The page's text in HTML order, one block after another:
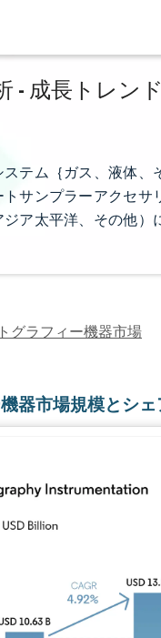
- 成長トレン
テム｛ガス、液体、
サンプラーアクセサ
ア太平洋、その他）
グラフィー機器市場
器市場規模とシェ